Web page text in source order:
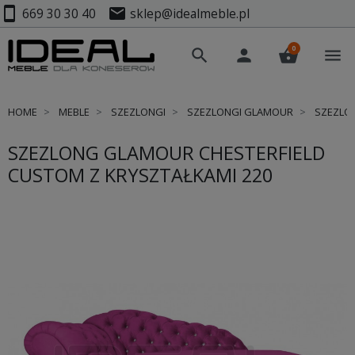
smartphone 669 30 30 40 mail sklep@idealmeble.pl
search person shopping_basket
0 menu
HOME MEBLE SZEZLONGI SZEZLONGI GLAMOUR
SZEZLONG GLAMOUR CHESTERFIELD
CUSTOM Z KRYSZTAŁKAMI 220